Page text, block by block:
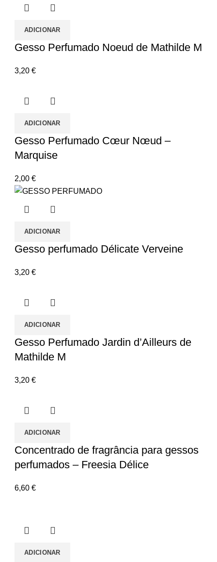
ADICIONAR
Gesso Perfumado Noeud de Mathilde M
3,20 €
ADICIONAR
Gesso Perfumado Cœur Nœud –
Marquise
2,00 €
ADICIONAR
Gesso perfumado Délicate Verveine
3,20 €
ADICIONAR
Gesso Perfumado Jardin d’Ailleurs de
Mathilde M
3,20 €
ADICIONAR
Concentrado de fragrância para gessos
perfumados – Freesia Délice
6,60 €
ADICIONAR